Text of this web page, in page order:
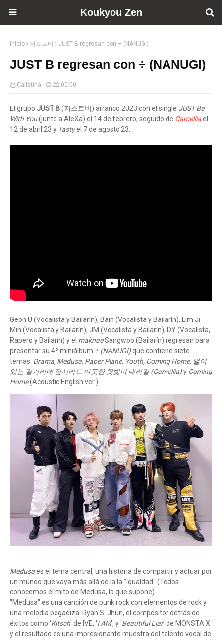
Koukyou Zen
Inicio 저스트비 JUST B regresan con ÷ (NANUGI)
JUST B regresan con ÷ (NANUGI)
Calistina 22:00:00
El grupo JUST B(저스트비) arrancó 2023 con el single JUST Be
With You(junto a AleXa) el 14 de febrero, seguido de Camelliael
12 de abril'23 y Tastyel 7 de agosto'23.
Geon U (Vocalista y Bailarín), Bain (Vocalista y Bailarín), Lim Ji
Min (Vocalista y Bailarín), JM (Vocalista y Bailarín), DY (Vocalista,
Rapero y Bailarín) y el maknaeSangwoo (Bailarín) regresan para
presentar su 4º miniálbum ÷ (NANUGI)que contiene siete
temas: Drama, Medusa, Paper Plane, Youth, Coming Home, 얼어
있는 길거리에 잠시라도 따듯한 햇빛이 내리길 (Camellia)y Coming
Home(Acoustic English ver.).
Medusaes el tema central, una historia de compartir y actuar por
un mundo que vaya más allá de la la "igualdad" (Todos
conocemos el mito de Medusa, lo que supone).
"Medusa" es una canción de punk rock con elementos de rock y
una melodía pegadiza. Ryan S. Jhun, el compositor detrás de
éxitos como 'Kitsch' de IVE, 'I AM', y 'Beautiful Liar' de MONSTA X
y el resultado es una impresionante muestra del talento vocal de